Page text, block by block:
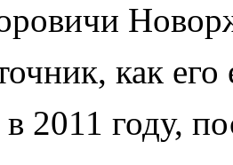
как
2011 году,